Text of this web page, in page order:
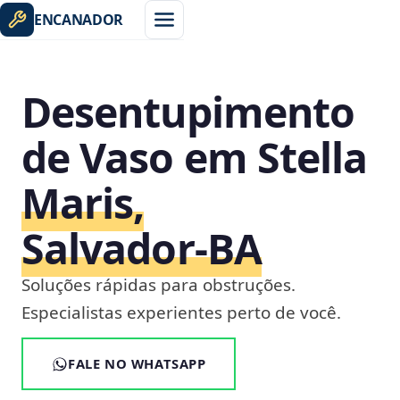
ENCANADOR
Desentupimento
de Vaso em Stella
Maris,
Salvador‑BA
Soluções rápidas para obstruções.
Especialistas experientes perto de você.
FALE NO WHATSAPP